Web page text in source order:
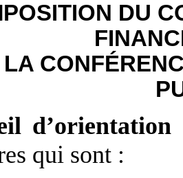
DU
LA
d’orientation
qui sont :